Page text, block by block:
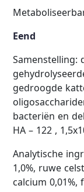
Eend
Samenstelling:
gedroogde
bacteriën en
HA – 122 ,
Analytische
1,0%, ruwe
calcium 0,01%,